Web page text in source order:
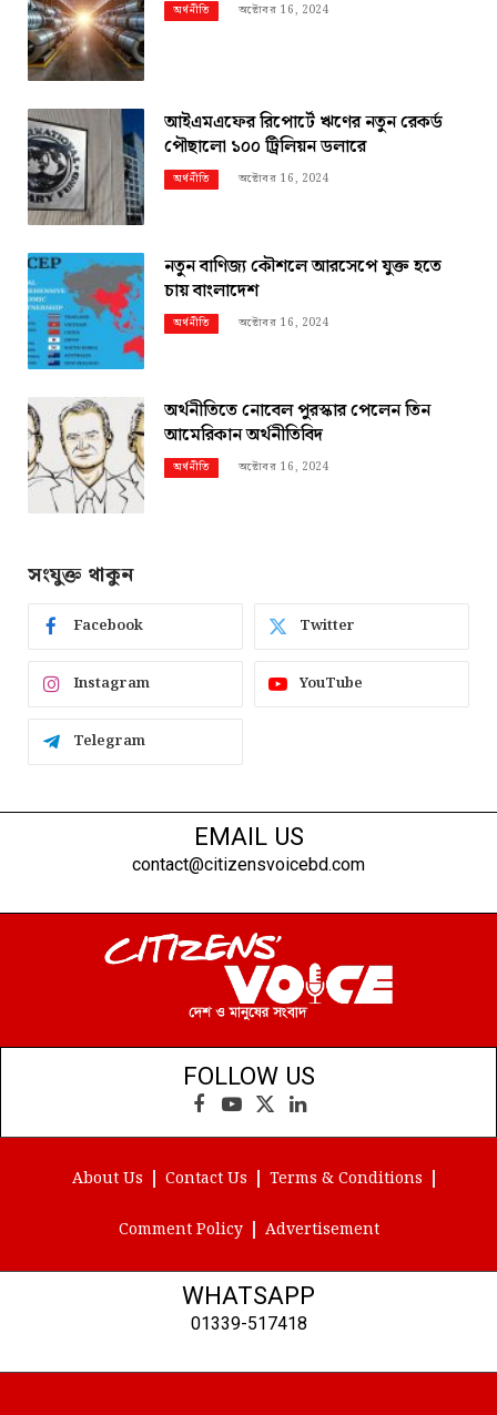
অর্থনীতি অক্টোবর 16, 2024
আইএমএফের রিপোর্টে ঋণের নতুন রেকর্ড
পৌছালো ১০০ ট্রিলিয়ন ডলারে
অর্থনীতি অক্টোবর 16, 2024
নতুন বাণিজ্য কৌশলে আরসেপে যুক্ত হতে
চায় বাংলাদেশ
অর্থনীতি অক্টোবর 16, 2024
অর্থনীতিতে নোবেল পুরস্কার পেলেন তিন
আমেরিকান অর্থনীতিবিদ
অর্থনীতি অক্টোবর 16, 2024
সংযুক্ত থাকুন
Facebook Twitter
Instagram YouTube
Telegram
EMAIL US
contact@citizensvoicebd.com
FOLLOW US
Facebook
YouTube
X
(Twitter)
LinkedIn
About Us Contact Us Terms & Conditions
Comment Policy Advertisement
WHATSAPP
01339-517418